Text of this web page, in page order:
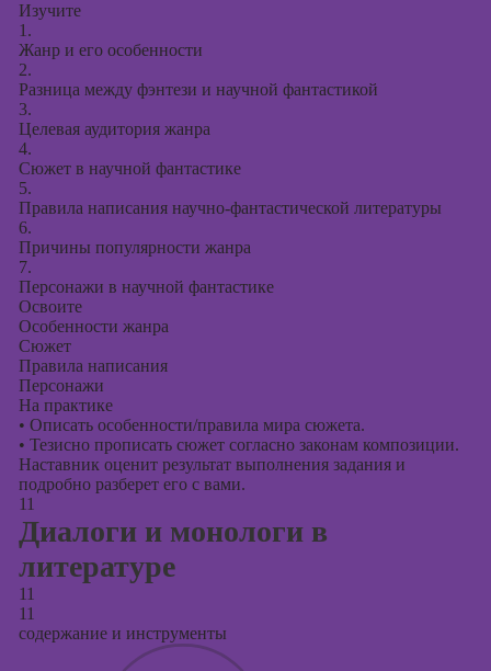
Изучите
1.
Жанр и его особенности
2.
Разница между фэнтези и научной фантастикой
3.
Целевая аудитория жанра
4.
Сюжет в научной фантастике
5.
Правила написания научно-фантастической литературы
6.
Причины популярности жанра
7.
Персонажи в научной фантастике
Освоите
Особенности жанра
Сюжет
Правила написания
Персонажи
На практике
• Описать особенности/правила мира сюжета.
• Тезисно прописать сюжет согласно законам композиции.
Наставник оценит результат выполнения задания и
подробно разберет его с вами.
11
Диалоги и монологи в
литературе
11
11
содержание и инструменты